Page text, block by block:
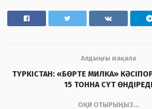
Алдыңғы мақала
ТҮРКІСТАН: «БӨРТЕ МИЛКА»
15 ТОННА СҮТ ӨНДІРЕДІ
ОҚИ ОТЫРЫҢЫЗ...